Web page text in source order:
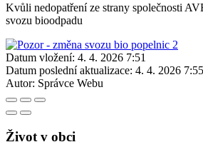
Kvůli nedopatření ze strany společnosti
svozu bioodpadu
Datum vložení: 4. 4. 2026 7:51
Datum poslední aktualizace: 4. 4. 2026 7:55
Autor: Správce Webu
Život v obci